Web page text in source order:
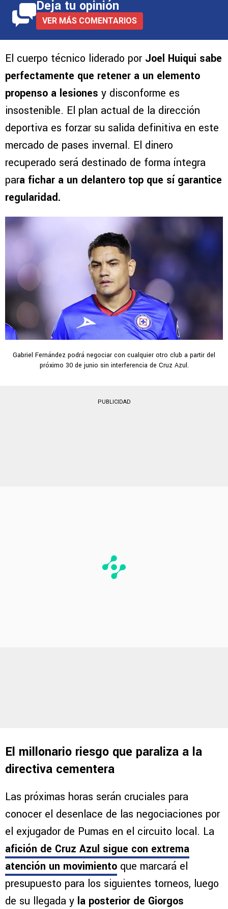
Deja tu opinión
VER MÁS COMENTARIOS
El cuerpo técnico liderado porJoel Huiqui sabe
perfectamente que retener a un elemento
propenso a lesiones y disconforme es
insostenible. El plan actual de la dirección
deportiva es forzar su salida definitiva en este
mercado de pases invernal. El dinero
recuperado será destinado de forma íntegra
para fichar a un delantero top que sí garantice
regularidad.
Gabriel Fernández podrá negociar con cualquier otro club a partir del
próximo 30 de junio sin interferencia de Cruz Azul.
PUBLICIDAD
El millonario riesgo que paraliza a la
directiva cementera
Las próximas horas serán cruciales para
conocer el desenlace de las negociaciones por
el exjugador de Pumas en el circuito local. La
afición de Cruz Azul sigue con extrema
atención un movimiento que marcará el
presupuesto para los siguientes torneos, luego
de su llegada y la posterior de Giorgos